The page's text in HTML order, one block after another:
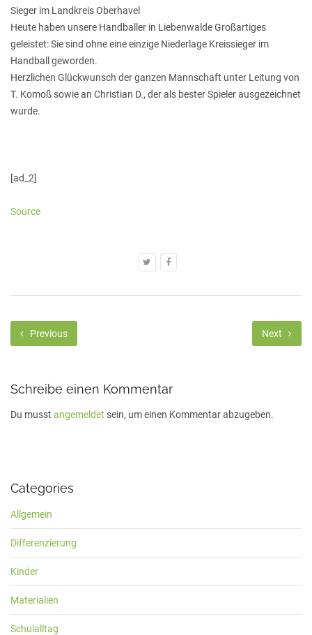
Sieger im Landkreis Oberhavel
Heute haben unsere Handballer in Liebenwalde Großartiges
geleistet: Sie sind ohne eine einzige Niederlage Kreissieger im
Handball geworden.
Herzlichen Glückwunsch der ganzen Mannschaft unter Leitung von
T. Komoß sowie an Christian D., der als bester Spieler ausgezeichnet
wurde.
[ad_2]
Source
Previous Next
Schreibe einen Kommentar
Du musst angemeldet sein, um einen Kommentar abzugeben.
Categories
Allgemein
Differenzierung
Kinder
Materialien
Schulalltag